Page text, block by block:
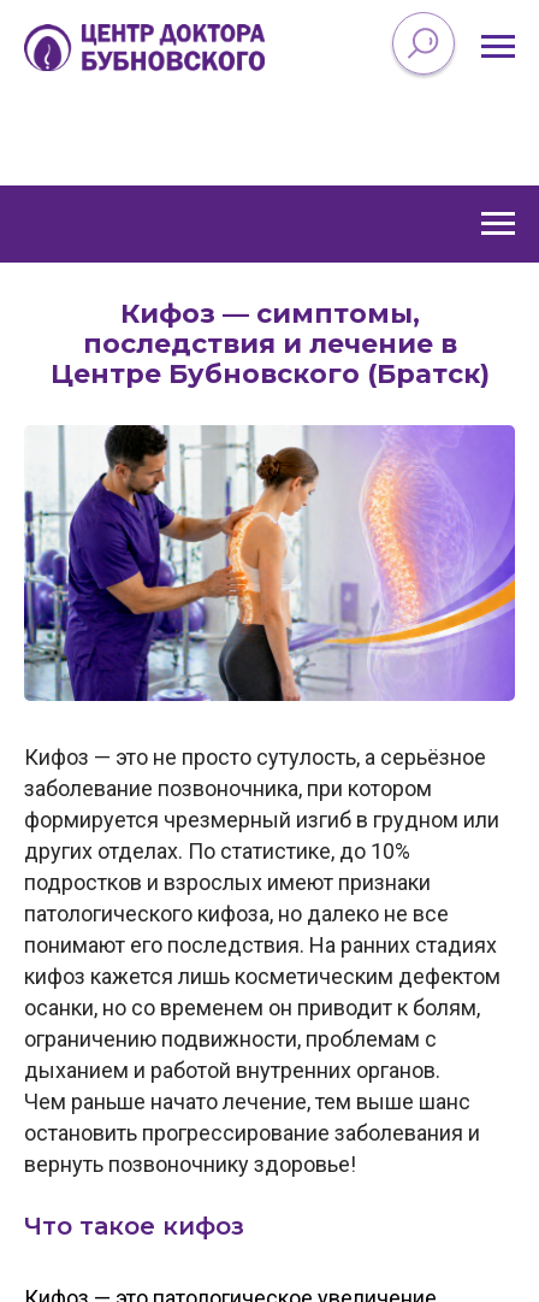
Кифоз — симптомы,
последствия и лечение в
Центре Бубновского (Братск)
Кифоз — это не просто сутулость, а серьёзное
заболевание позвоночника, при котором
формируется чрезмерный изгиб в грудном или
других отделах. По статистике, до 10%
подростков и взрослых имеют признаки
патологического кифоза, но далеко не все
понимают его последствия. На ранних стадиях
кифоз кажется лишь косметическим дефектом
осанки, но со временем он приводит к болям,
ограничению подвижности, проблемам с
дыханием и работой внутренних органов.
Чем раньше начато лечение, тем выше шанс
остановить прогрессирование заболевания и
вернуть позвоночнику здоровье!
Что такое кифоз